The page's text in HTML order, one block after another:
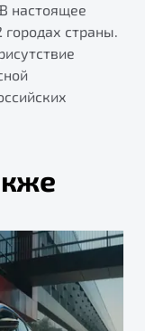
настоящее
городах страны.